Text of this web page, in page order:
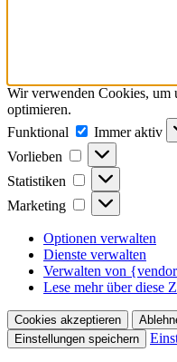
Wir verwenden Cookies, um
optimieren.
Funktional
Funktional
Immer aktiv
Vorlieben
Vorlieben
Statistiken Statistiken
Marketing Marketing
Optionen verwalten
Dienste verwalten
Verwalten von
Lese mehr über diese
Cookies akzeptieren
Einstellungen speichern